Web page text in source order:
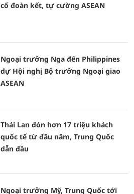
cố đoàn kết, tự cường ASEAN
Ngoại trưởng Nga đến Philippines
dự Hội nghị Bộ trưởng Ngoại giao
ASEAN
Thái Lan đón hơn 17 triệu khách
quốc tế từ đầu năm, Trung Quốc
dẫn đầu
Ngoại trưởng Mỹ, Trung Quốc tới